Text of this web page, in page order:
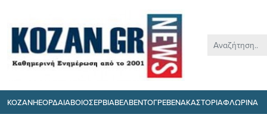
ΚΟΖΑΝΗΕΟΡΔΑΙΑΒΟΙΟΣΕΡΒΙΑΒΕΛΒΕΝΤΟΓΡΕΒΕΝΑΚΑΣΤΟΡΙΑΦΛΩΡΙΝΑ